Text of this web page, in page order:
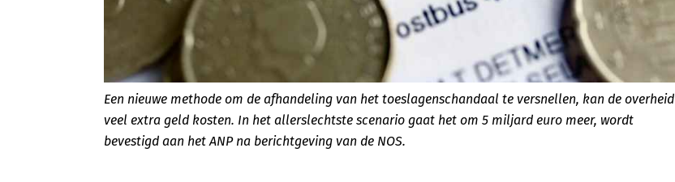
Een nieuwe methode om de afhandeling van het toeslagenschandaal te versnellen, kan de overheid
veel extra geld kosten. In het allerslechtste scenario gaat het om 5 miljard euro meer, wordt
bevestigd aan het ANP na berichtgeving van de NOS.